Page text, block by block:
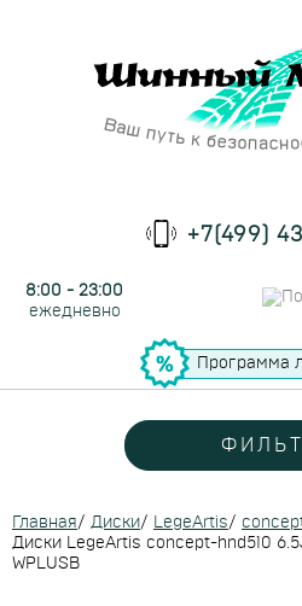
+7(499)
8:00 - 23:00
ежедневно
Программа
Главная/ Диски/ LegeArtis/
Диски LegeArtis concept-hnd510
WPLUSB